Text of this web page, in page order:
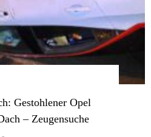
Gestohlener Opel
– Zeugensuche